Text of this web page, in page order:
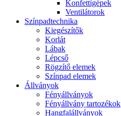
Konfettigépek
Ventilátorok
Színpadtechnika
Kiegészítők
Korlát
Lábak
Lépcső
Rögzítő elemek
Színpad elemek
Állványok
Fényállványok
Fényállvány tartozékok
Hangfalállványok